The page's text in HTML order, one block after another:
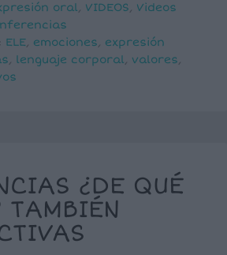
oral, VIDEOS, Videos
ELE, emociones, expresión
, lenguaje corporal, valores,
¿DE QUÉ
TAMBIÉN